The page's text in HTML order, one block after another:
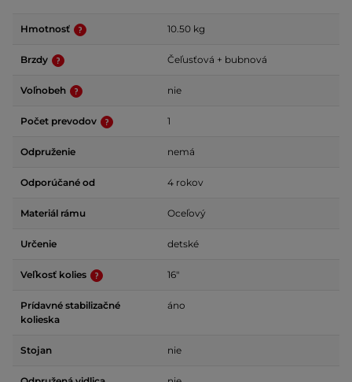
Hmotnosť 10.50 kg
Brzdy Čeľusťová + bubnová
Voľnobeh nie
Počet prevodov 1
Odpruženie nemá
Odporúčané od 4 rokov
Materiál rámu Oceľový
Určenie detské
Veľkosť kolies 16"
Prídavné stabilizačné
kolieska
áno
Stojan nie